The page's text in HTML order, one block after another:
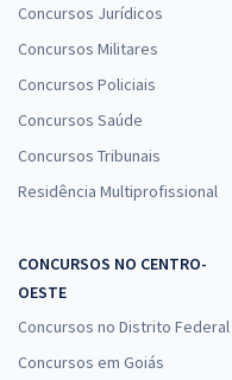
Concursos Jurídicos
Concursos Militares
Concursos Policiais
Concursos Saúde
Concursos Tribunais
Residência Multiprofissional
CONCURSOS NO CENTRO-
OESTE
Concursos no Distrito Federal
Concursos em Goiás